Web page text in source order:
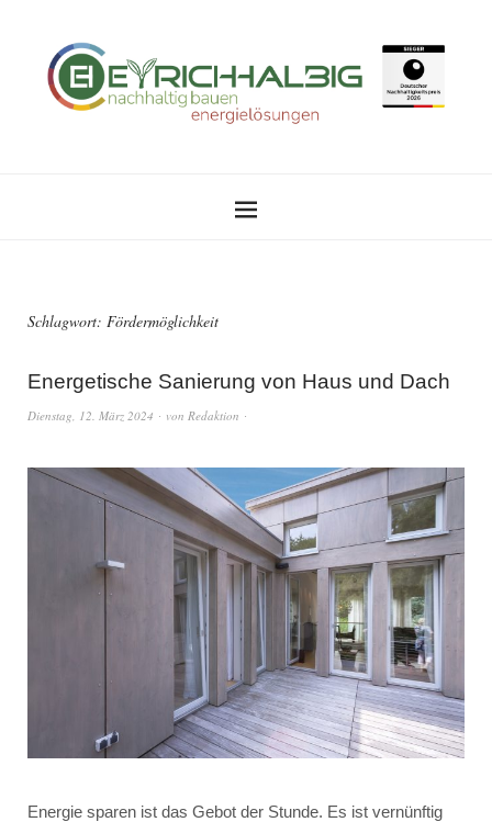
Schlagwort: Fördermöglichkeit
Energetische Sanierung von Haus und Dach
Dienstag, 12. März 2024 von Redaktion
Energie sparen ist das Gebot der Stunde. Es ist vernünftig